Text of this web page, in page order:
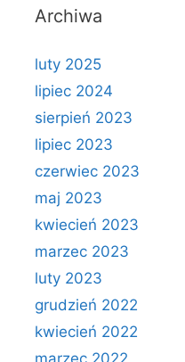
Archiwa
luty 2025
lipiec 2024
sierpień 2023
lipiec 2023
czerwiec 2023
maj 2023
kwiecień 2023
marzec 2023
luty 2023
grudzień 2022
kwiecień 2022
marzec 2022